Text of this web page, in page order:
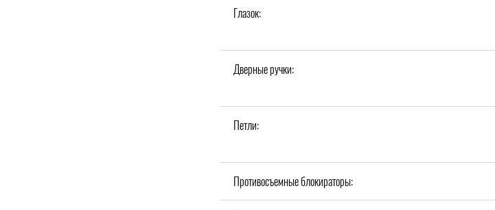
Глазок:
Дверные ручки:
Петли:
Противосъемные блокираторы: